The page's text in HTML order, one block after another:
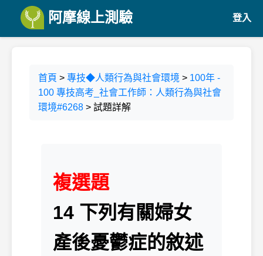
阿摩線上測驗 登入
首頁 > 專技◆人類行為與社會環境 > 100年 -
100 專技高考_社會工作師：人類行為與社會
環境#6268 > 試題詳解
複選題
14 下列有關婦女
產後憂鬱症的敘述